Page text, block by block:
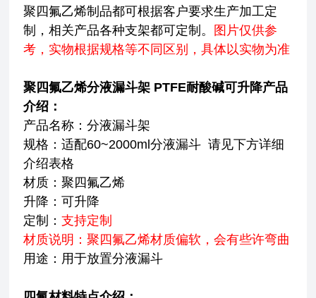
聚四氟乙烯制品都可根据客户要求生产加工定
制，相关产品各种支架都可定制。 图片仅供参
考，实物根据规格等不同区别，具体以实物为准
聚四氟乙烯分液漏斗架 PTFE耐酸碱可升降产品
介绍：
产品名称：分液漏斗架
规格：适配60~2000ml分液漏斗 请见下方详细
介绍表格
材质：聚四氟乙烯
升降：可升降
定制：支持定制
材质说明：聚四氟乙烯材质偏软，会有些许弯曲
用途：用于放置分液漏斗